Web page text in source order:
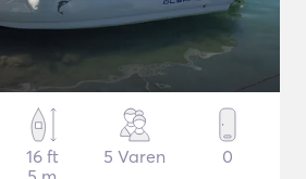
16 ft
5 Varen 0